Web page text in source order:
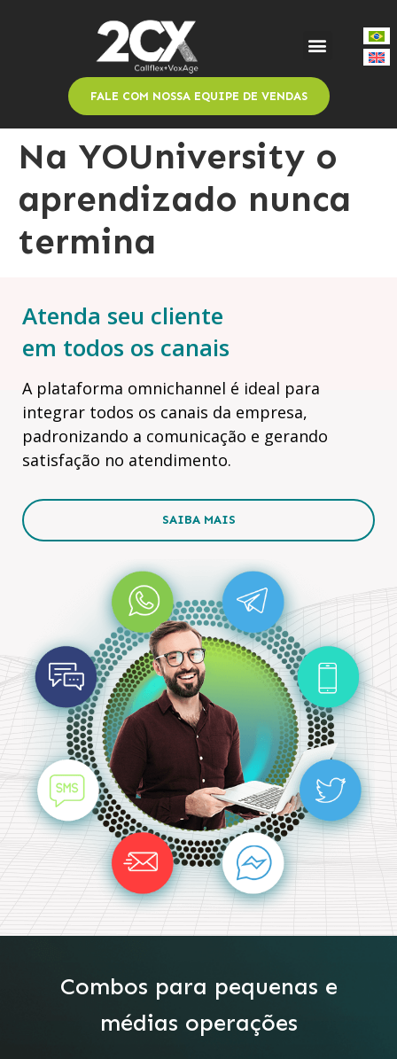
FALE COM NOSSA EQUIPE DE VENDAS
Na YOUniversity o
aprendizado nunca
termina
Atenda seu cliente
em todos os canais
A plataforma omnichannel é ideal para
integrar todos os canais da empresa,
padronizando a comunicação e gerando
satisfação no atendimento.
SAIBA MAIS
Combos para pequenas e
médias operações